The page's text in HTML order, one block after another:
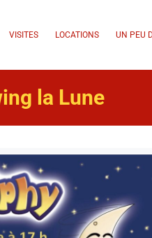
VISITES LOCATIONS UN PEU
la Lune